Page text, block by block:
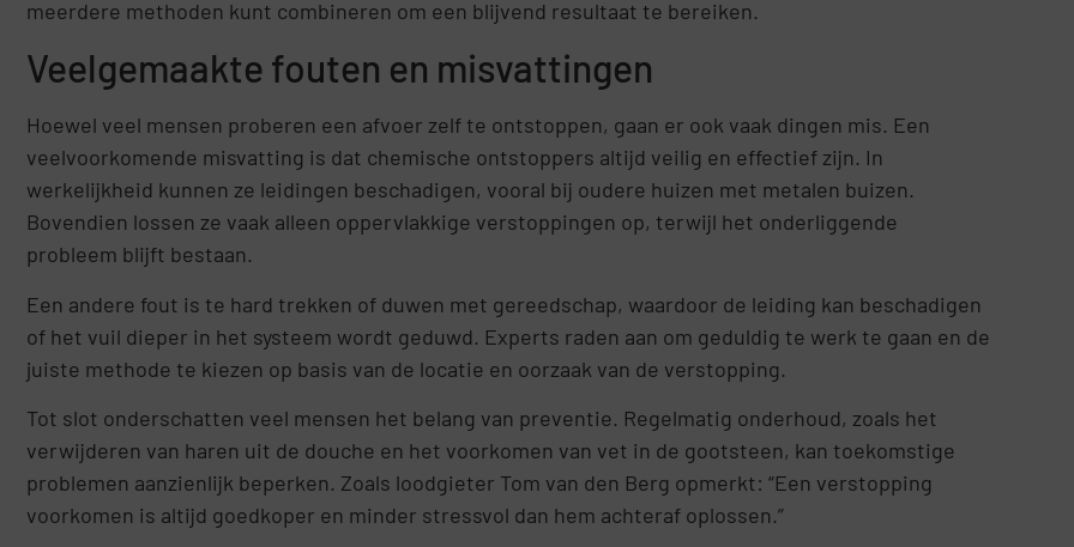
meerdere methoden kunt combineren om een blijvend resultaat te bereiken.
Veelgemaakte fouten en misvattingen
Hoewel veel mensen proberen een afvoer zelf te ontstoppen, gaan er ook vaak dingen mis. Een
veelvoorkomende misvatting is dat chemische ontstoppers altijd veilig en effectief zijn. In
werkelijkheid kunnen ze leidingen beschadigen, vooral bij oudere huizen met metalen buizen.
Bovendien lossen ze vaak alleen oppervlakkige verstoppingen op, terwijl het onderliggende
probleem blijft bestaan.
Een andere fout is te hard trekken of duwen met gereedschap, waardoor de leiding kan beschadigen
of het vuil dieper in het systeem wordt geduwd. Experts raden aan om geduldig te werk te gaan en de
juiste methode te kiezen op basis van de locatie en oorzaak van de verstopping.
Tot slot onderschatten veel mensen het belang van preventie. Regelmatig onderhoud, zoals het
verwijderen van haren uit de douche en het voorkomen van vet in de gootsteen, kan toekomstige
problemen aanzienlijk beperken. Zoals loodgieter Tom van den Berg opmerkt: “Een verstopping
voorkomen is altijd goedkoper en minder stressvol dan hem achteraf oplossen.”